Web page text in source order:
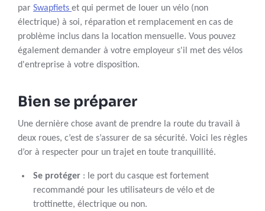
par Swapfiets et qui permet de louer un vélo (non
électrique) à soi, réparation et remplacement en cas de
problème inclus dans la location mensuelle. Vous pouvez
également demander à votre employeur s'il met des vélos
d'entreprise à votre disposition.
Bien se préparer
Une dernière chose avant de prendre la route du travail à
deux roues, c’est de s’assurer de sa sécurité. Voici les règles
d’or à respecter pour un trajet en toute tranquillité.
Se protéger : le port du casque est fortement
recommandé pour les utilisateurs de vélo et de
trottinette, électrique ou non.